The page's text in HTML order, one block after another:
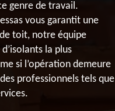
genre de travail.
vous garantit une
toit, notre équipe
la plus
si l’opération demeure
professionnels tels que